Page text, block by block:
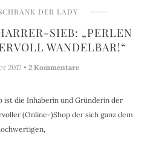
DER LADY
SIEB: „PERLEN
WANDELBAR!“
2017 • 2 Kommentare
ist die Inhaberin und Gründerin der
(Online-)Shop der sich ganz dem